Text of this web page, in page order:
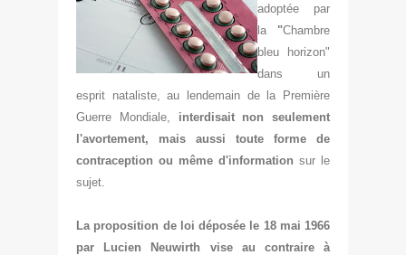
adoptée par
la "Chambre
bleu horizon"
dans un
esprit nataliste, au lendemain de la Première
Guerre Mondiale, interdisait non seulement
l'avortement, mais aussi toute forme de
contraception ou même d'information sur le
sujet.
La proposition de loi déposée le 18 mai 1966
par Lucien Neuwirth vise au contraire à